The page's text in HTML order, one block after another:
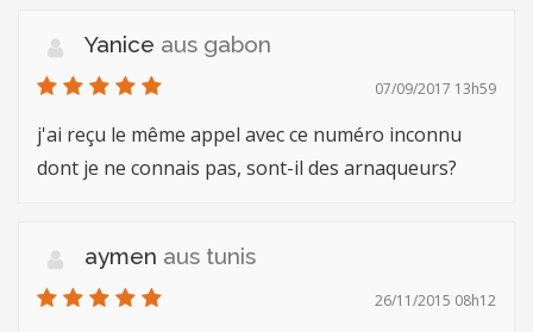
Yanice aus gabon
07/09/2017 13h59
j'ai reçu le même appel avec ce numéro inconnu
dont je ne connais pas, sont-il des arnaqueurs?
aymen aus tunis
26/11/2015 08h12